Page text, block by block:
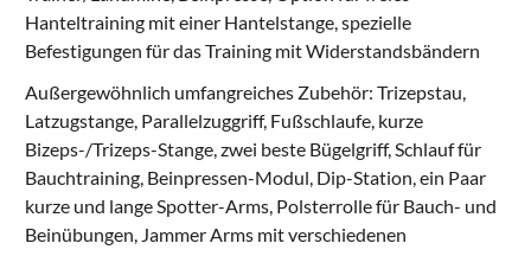
Hanteltraining mit einer Hantelstange, spezielle
Befestigungen für das Training mit Widerstandsbändern
Außergewöhnlich umfangreiches Zubehör: Trizepstau,
Latzugstange, Parallelzuggriff, Fußschlaufe, kurze
Bizeps-/Trizeps-Stange, zwei beste Bügelgriff, Schlauf für
Bauchtraining, Beinpressen-Modul, Dip-Station, ein Paar
kurze und lange Spotter-Arms, Polsterrolle für Bauch- und
Beinübungen, Jammer Arms mit verschiedenen